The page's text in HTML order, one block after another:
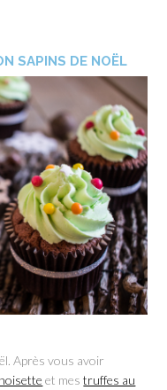
SAPINS DE NOËL
Après vous avoir
et mestruffes au